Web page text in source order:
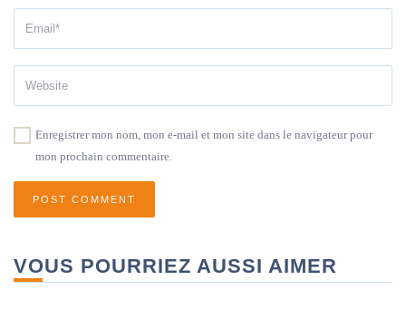
Enregistrer mon nom, mon e-mail et mon site dans le navigateur pour
mon prochain commentaire.
VOUS POURRIEZ AUSSI AIMER